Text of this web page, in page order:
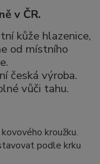
v ČR.
kůže hlazenice,
od místního
česká výroba.
vůči tahu.
kroužku.
podle krku